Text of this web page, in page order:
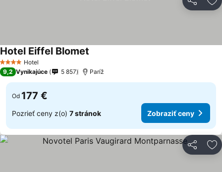
Zdieľať
4 Počet hviezdičiek
Hotel
Hotel Eiffel Blomet
9,2 Vynikajúce 5 857 Paríž
Od 177 €
Pozrieť ceny z(o) 7 stránok Zobraziť ceny
Zdieľať